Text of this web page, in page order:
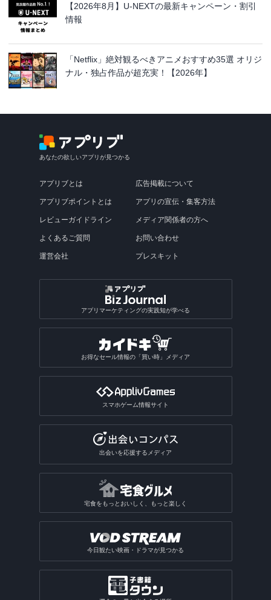
【2026年8月】U-NEXTの最新キャンペーン・割引
情報
「Netflix」絶対観るべきアニメおすすめ35選 オリジ
ナル・独占作品が超充実！【2026年】
あなたの欲しいアプリが見つかる
アプリブとは
アプリブポイントとは
レビューガイドライン
よくあるご質問
運営会社
広告掲載について
アプリの宣伝・集客方法
メディア関係者の方へ
お問い合わせ
プレスキット
アプリマーケティングの実践知が学べる
お得なセール情報の「買い時」メディア
スマホゲーム情報サイト
出会いを応援するメディア
宅食をもっとおいしく、もっと楽しく
今日観たい映画・ドラマが見つかる